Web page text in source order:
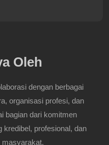
Oleh
dengan berbagai
organisasi profesi, dan
bagian dari komitmen
kredibel, profesional, dan
masyarakat.